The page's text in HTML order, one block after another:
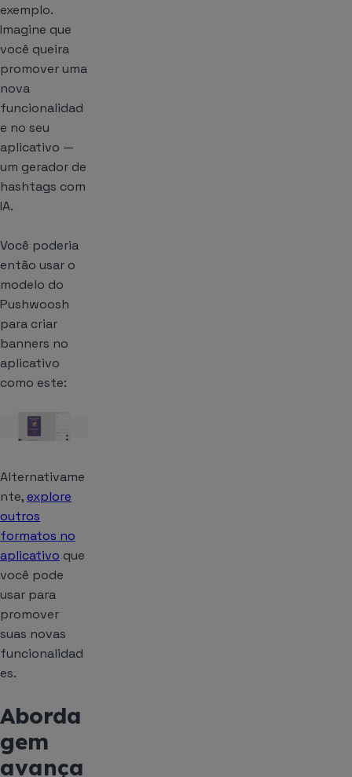
exemplo.
Imagine que
você queira
promover uma
nova
funcionalidad
e no seu
aplicativo —
um gerador de
hashtags com
IA.
Você poderia
então usar o
modelo do
Pushwoosh
para criar
banners no
aplicativo
como este:
Alternativame
nte, explore
outros
formatos no
aplicativo que
você pode
usar para
promover
suas novas
funcionalidad
es.
Aborda
gem
avança